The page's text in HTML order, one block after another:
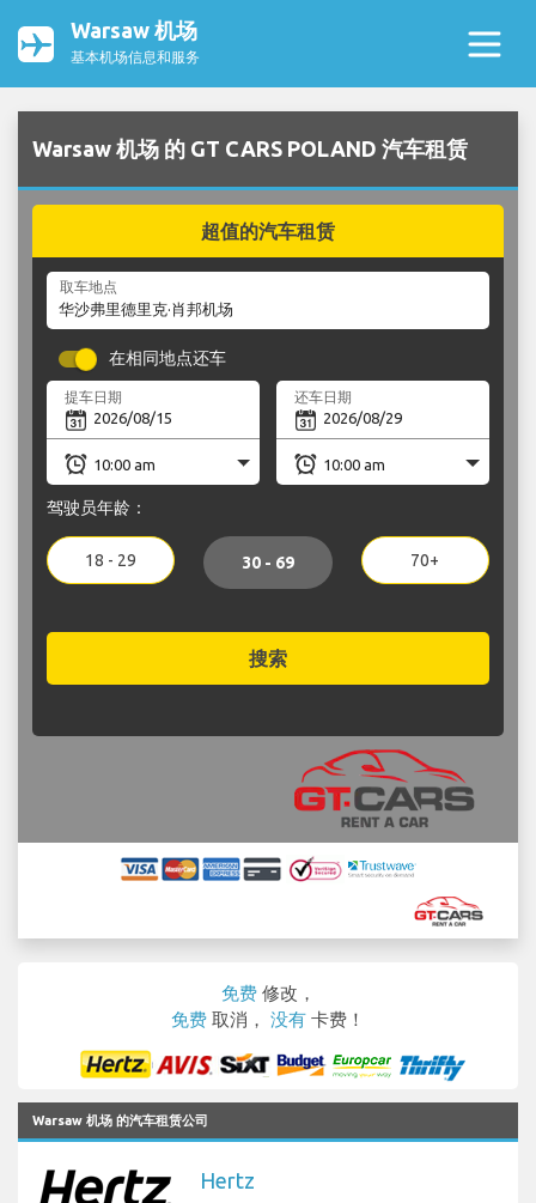
Warsaw 机场
基本机场信息和服务
Warsaw 机场 的 GT CARS POLAND 汽车租赁
超值的汽车租赁
取车地点
在相同地点还车
提车日期 还车日期
驾驶员年龄：
18 - 29 30 - 69 70+
搜索
免费 修改，
免费 取消， 没有 卡费！
Warsaw 机场 的汽车租赁公司
Hertz